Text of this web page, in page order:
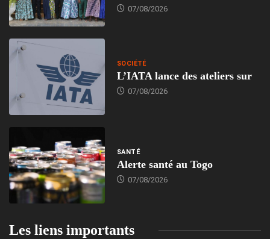
07/08/2026
SOCIÉTÉ
L’IATA lance des ateliers sur
07/08/2026
SANTÉ
Alerte santé au Togo
07/08/2026
Les liens importants